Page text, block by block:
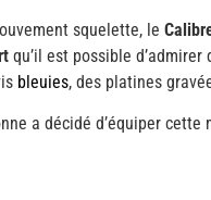
squelette, le
qu’il est possible
bleuies, des platines
a décidé d’équiper cette